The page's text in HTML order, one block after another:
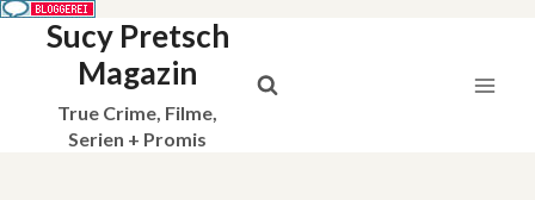
Sucy Pretsch
Magazin
True Crime, Filme,
Serien + Promis